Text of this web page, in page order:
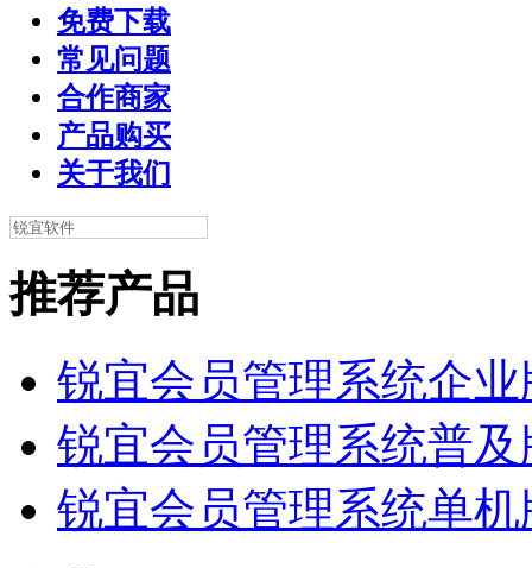
免费下载
常见问题
合作商家
产品购买
关于我们
推荐产品
锐宜会员管理系统企
锐宜会员管理系统普及
锐宜会员管理系统单机